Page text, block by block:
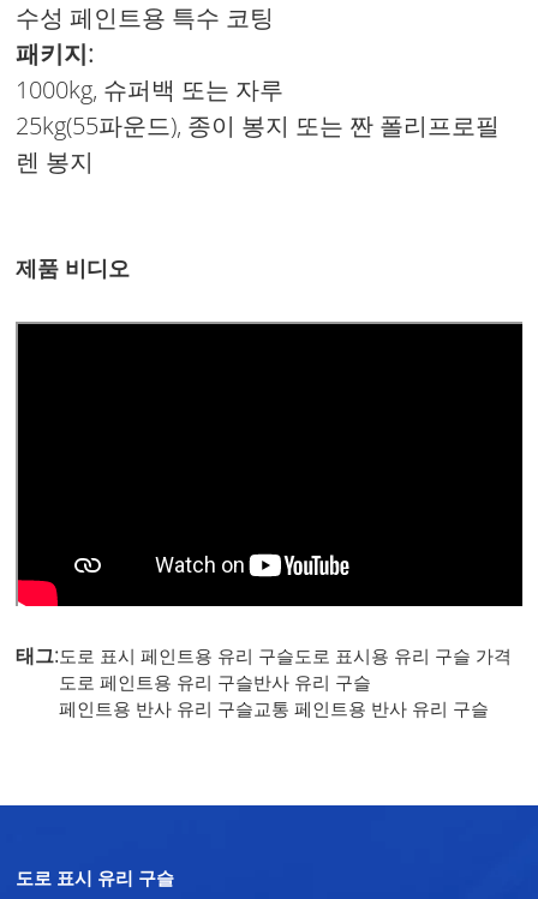
수성 페인트용 특수 코팅
패키지:
1000kg, 슈퍼백 또는 자루
25kg(55파운드), 종이 봉지 또는 짠 폴리프로필
렌 봉지
제품 비디오
태그:도로 표시 페인트용 유리 구슬도로 표시용 유리 구슬 가격
도로 페인트용 유리 구슬반사 유리 구슬
페인트용 반사 유리 구슬교통 페인트용 반사 유리 구슬
도로 표시 유리 구슬